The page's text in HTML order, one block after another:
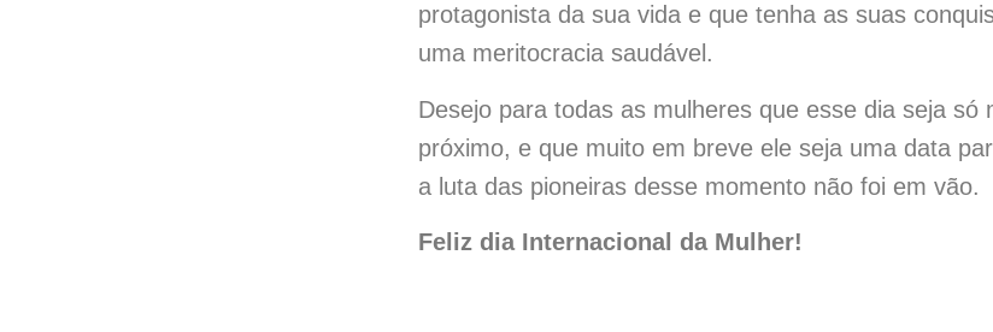
protagonista da sua vida e que tenha as suas
uma meritocracia saudável.
Desejo para todas as mulheres que esse dia seja só
próximo, e que muito em breve ele seja uma data
a luta das pioneiras desse momento não foi em vão.
Feliz dia Internacional da Mulher!